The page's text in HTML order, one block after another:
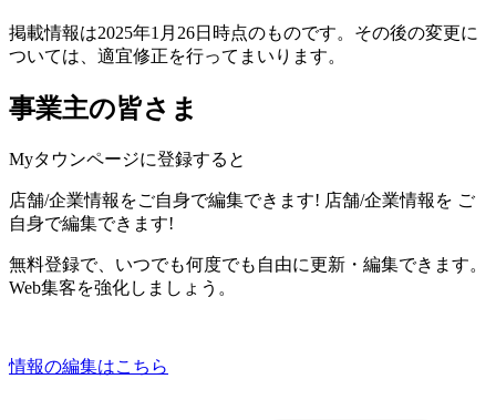
掲載情報は2025年1月26日時点のものです。その後の変更に
ついては、適宜修正を行ってまいります。
事業主の皆さま
Myタウンページに登録すると
店舗/企業情報をご自身で編集できます! 店舗/企業情報を ご
自身で編集できます!
無料登録で、いつでも何度でも自由に更新・編集できます。
Web集客を強化しましょう。
情報の編集はこちら